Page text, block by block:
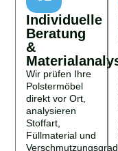
Individuelle
Beratung
&
Wir prüfen Ihre
Polstermöbel
direkt vor Ort,
analysieren
Stoffart,
Füllmaterial und
Verschmutzungsgrad